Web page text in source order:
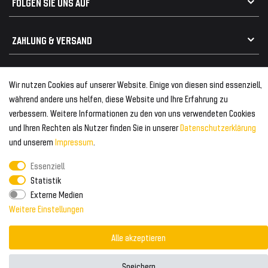
Wir nutzen Cookies auf unserer Website. Einige von diesen sind essenziell,
während andere uns helfen, diese Website und Ihre Erfahrung zu
verbessern. Weitere Informationen zu den von uns verwendeten Cookies
und Ihren Rechten als Nutzer finden Sie in unsererDaten­schutz­erklärung
und unserem Impressum.
Essenziell
Statistik
Externe Medien
Weitere Einstellungen
Alle akzeptieren
Kühlergrill
Rückleuchten
ZAHLUNG & VERSAND
Zahlungsanbieter
Versand & Zahlung
WELTWEITER VERSAND
© 2026 Tuning Fanatics Powered by